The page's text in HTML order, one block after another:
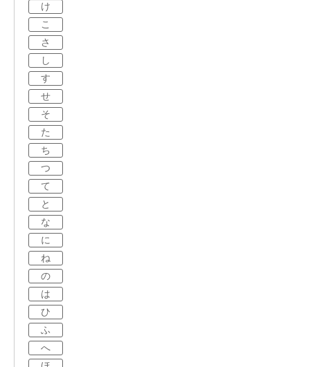
け
こ
さ
し
す
せ
そ
た
ち
つ
て
と
な
に
ね
の
は
ひ
ふ
へ